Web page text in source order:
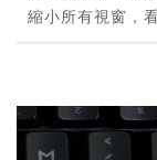
縮小所有視窗